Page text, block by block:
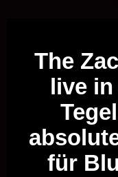
The
live
für